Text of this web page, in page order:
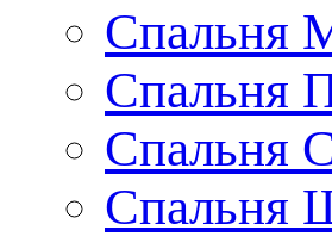
Спальня
Спальня
Спальня
Спальня